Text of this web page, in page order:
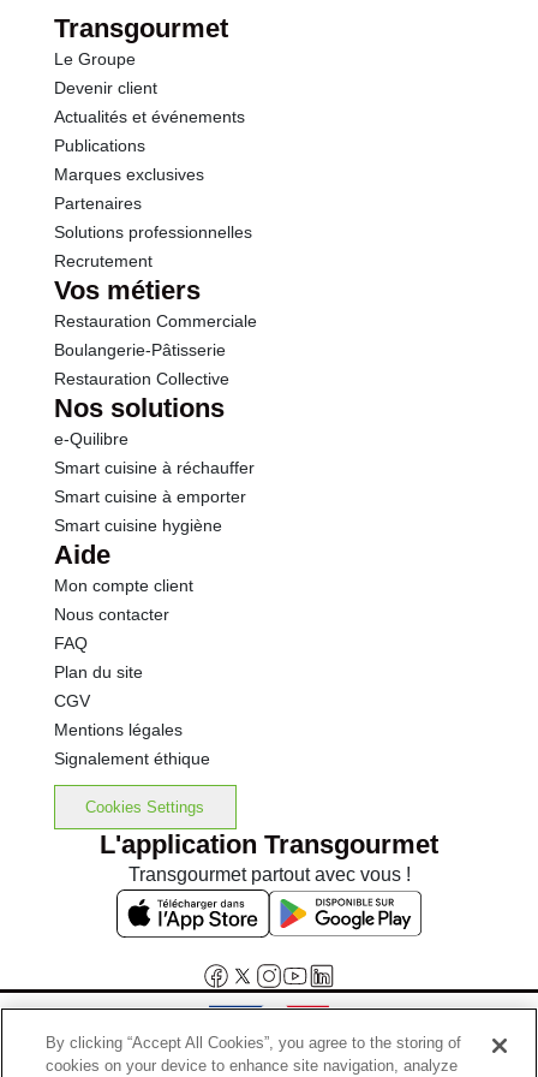
Sel
Transgourmet
Le Groupe
Devenir client
Actualités et événements
Publications
Marques exclusives
Partenaires
Solutions professionnelles
Recrutement
Vos métiers
Restauration Commerciale
Boulangerie-Pâtisserie
Restauration Collective
Nos solutions
e-Quilibre
Smart cuisine à réchauffer
Smart cuisine à emporter
Smart cuisine hygiène
Aide
Mon compte client
Nous contacter
FAQ
Plan du site
CGV
Mentions légales
Signalement éthique
Cookies Settings
L'application Transgourmet
Transgourmet partout avec vous !
By clicking “Accept All Cookies”, you agree to the storing of
cookies on your device to enhance site navigation, analyze